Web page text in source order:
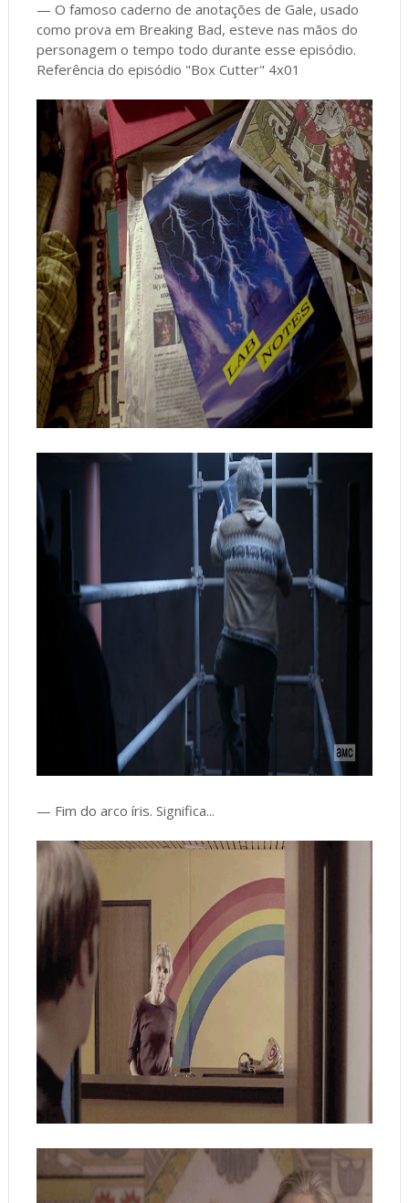
— O famoso caderno de anotações de Gale, usado
como prova em Breaking Bad, esteve nas mãos do
personagem o tempo todo durante esse episódio.
Referência do episódio "Box Cutter" 4x01
— Fim do arco íris. Significa...